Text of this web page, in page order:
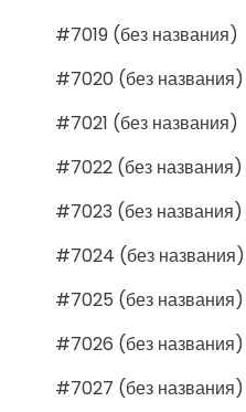
#7019 (без названия)
#7020 (без названия)
#7021 (без названия)
#7022 (без названия)
#7023 (без названия)
#7024 (без названия)
#7025 (без названия)
#7026 (без названия)
#7027 (без названия)